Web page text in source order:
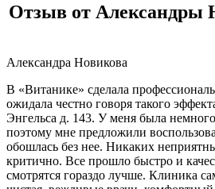
Отзыв от Александры
Александра Новикова
В «Витанике» сделала
ожидала честно говоря такого
Энгельса д. 143. У меня была
поэтому мне предложили
обошлась без нее. Никаких
критично. Все прошло быстро и
смотрятся гораздо лучше. Клиника